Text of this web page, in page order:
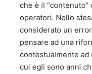
che è il
operatori. Nello
considerato un
pensare ad una
contestualmente ad
cui egli sono anni